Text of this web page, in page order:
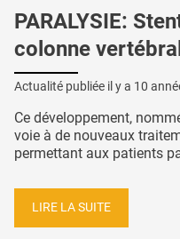
PARALYSIE:
colonne
Actualité publiée il y a 10
Ce développement,
voie à de nouveaux
permettant aux patients
LIRE LA SUITE